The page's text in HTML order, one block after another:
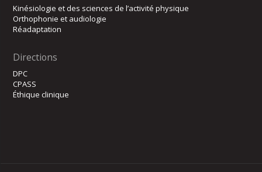
Kinésiologie et des sciences de l’activité physique
Orthophonie et audiologie
Réadaptation
Directions
DPC
CPASS
Éthique clinique